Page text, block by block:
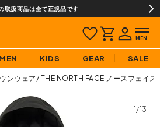
取扱商品は全て正規品です
KIDS GEAR SALE
ンウェア THE NORTH FACE ノースフェイ
1/13